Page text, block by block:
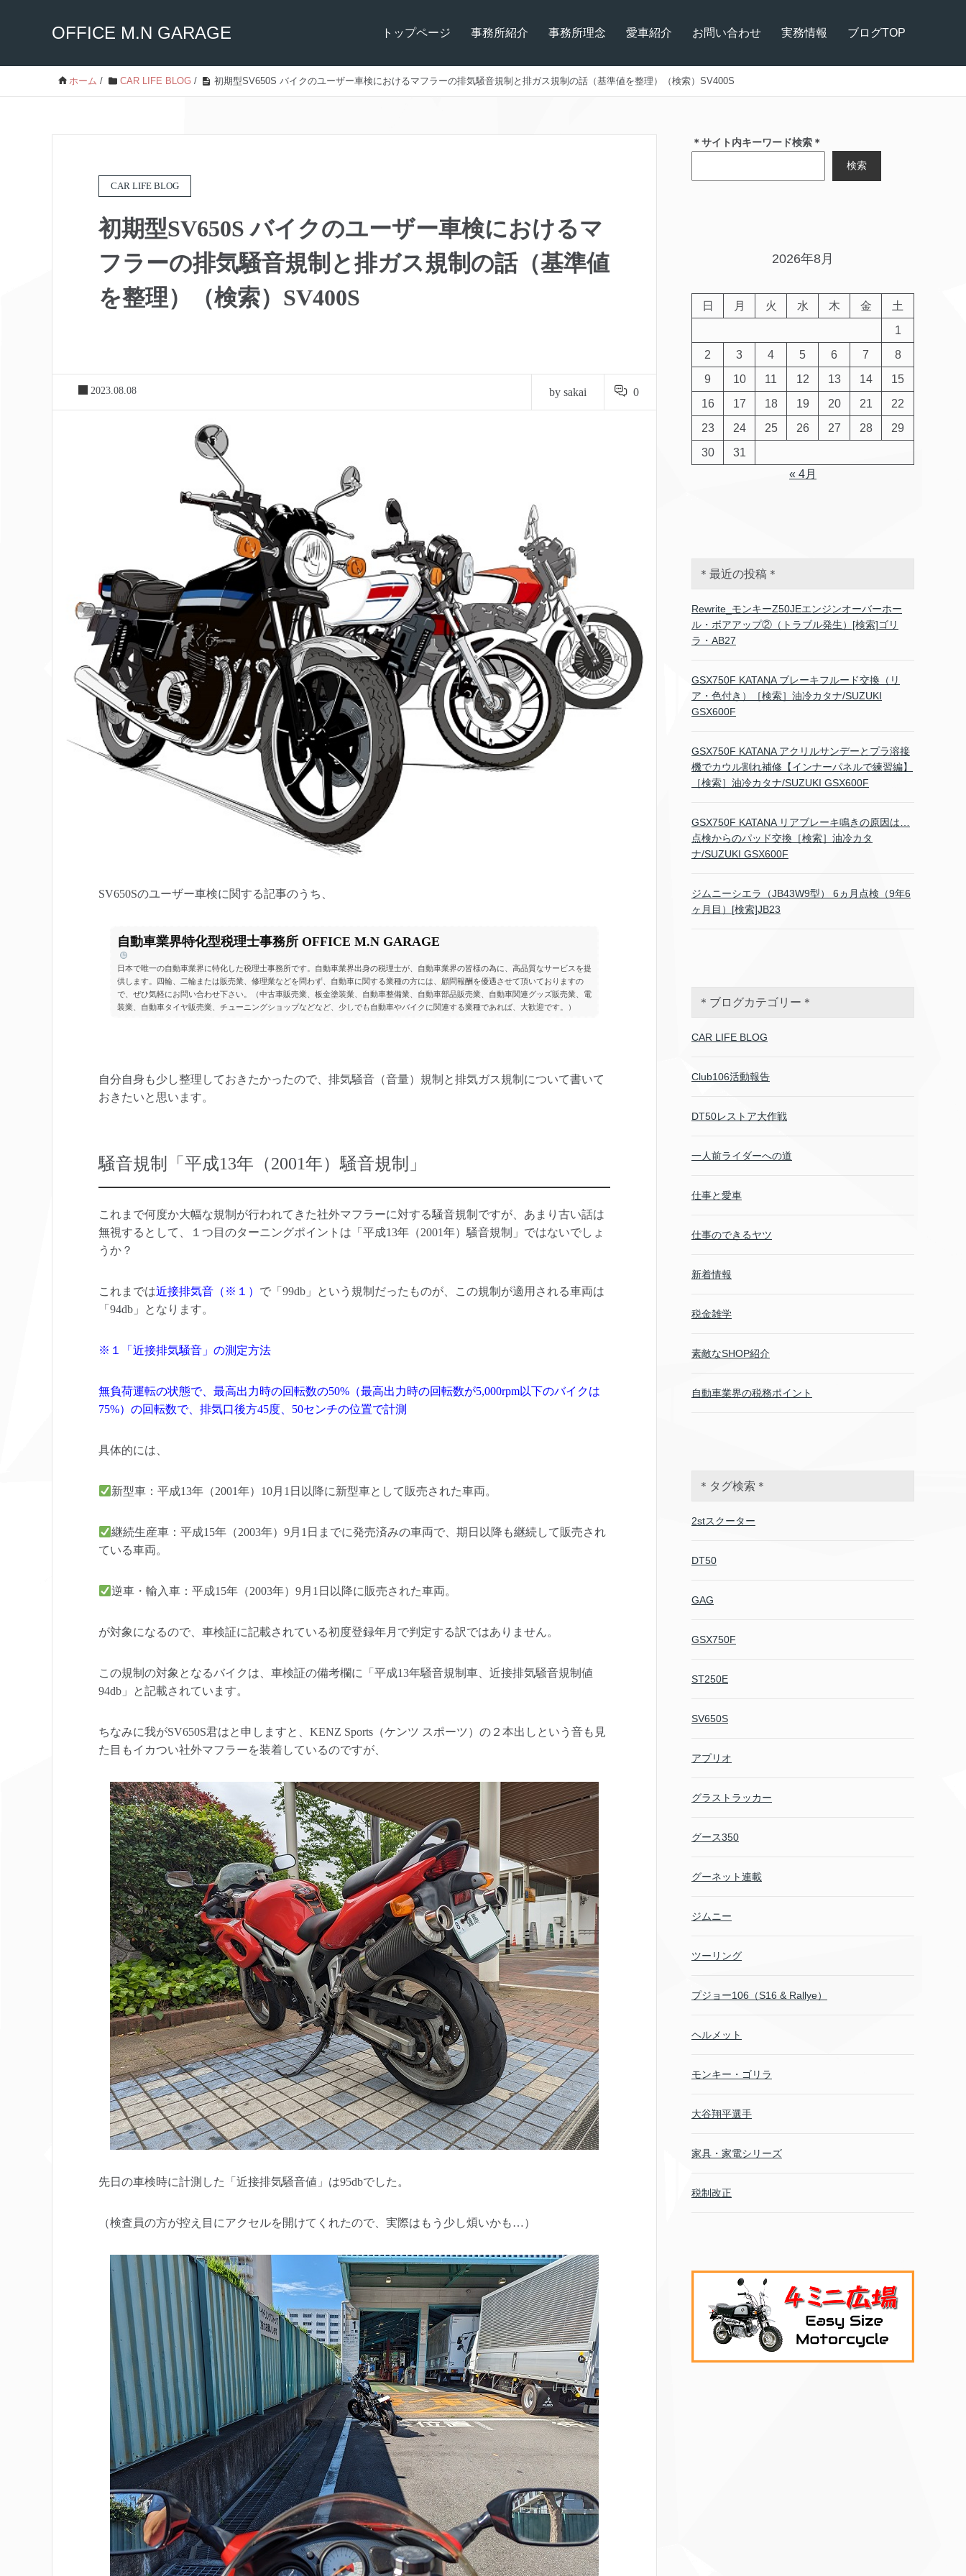
OFFICE M.N GARAGE トップページ 事務所紹介 事務所理念 愛車紹介 お問い合わせ 実務情報 ブログTOP
ホーム / CAR LIFE BLOG / 初期型SV650S バイクのユーザー車検におけるマフラーの排気騒音規制と排ガス規制の話（基準値を整理）（検索）SV400S
CAR LIFE BLOG
初期型SV650S バイクのユーザー車検におけるマ
フラーの排気騒音規制と排ガス規制の話（基準値
を整理）（検索）SV400S
2023.08.08 by sakai 0
SV650Sのユーザー車検に関する記事のうち、
自動車業界特化型税理士事務所 OFFICE M.N GARAGE
日本で唯一の自動車業界に特化した税理士事務所です。自動車業界出身の税理士が、自動車業界の皆様の為に、高品質なサービスを提
供します。四輪、二輪または販売業、修理業などを問わず、自動車に関する業種の方には、顧問報酬を優遇させて頂いておりますの
で、ぜひ気軽にお問い合わせ下さい。（中古車販売業、板金塗装業、自動車整備業、自動車部品販売業、自動車関連グッズ販売業、電
装業、自動車タイヤ販売業、チューニングショップなどなど、少しでも自動車やバイクに関連する業種であれば、大歓迎です。）
自分自身も少し整理しておきたかったので、排気騒音（音量）規制と排気ガス規制について書いて
おきたいと思います。
騒音規制「平成13年（2001年）騒音規制」
これまで何度か大幅な規制が行われてきた社外マフラーに対する騒音規制ですが、あまり古い話は
無視するとして、１つ目のターニングポイントは「平成13年（2001年）騒音規制」ではないでしょ
うか？
これまでは近接排気音（※１） で「99db」という規制だったものが、この規制が適用される車両は
「94db」となります。
※１「近接排気騒音」の測定方法
無負荷運転の状態で、最高出力時の回転数の50%（最高出力時の回転数が5,000rpm以下のバイクは
75%）の回転数で、排気口後方45度、50センチの位置で計測
具体的には、
新型車：平成13年（2001年）10月1日以降に新型車として販売された車両。
継続生産車：平成15年（2003年）9月1日までに発売済みの車両で、期日以降も継続して販売され
ている車両。
逆車・輸入車：平成15年（2003年）9月1日以降に販売された車両。
が対象になるので、車検証に記載されている初度登録年月で判定する訳ではありません。
この規制の対象となるバイクは、車検証の備考欄に「平成13年騒音規制車、近接排気騒音規制値
94db」と記載されています。
ちなみに我がSV650S君はと申しますと、KENZ Sports（ケンツ スポーツ）の２本出しという音も見
た目もイカつい社外マフラーを装着しているのですが、
先日の車検時に計測した「近接排気騒音値」は95dbでした。
（検査員の方が控え目にアクセルを開けてくれたので、実際はもう少し煩いかも…）
＊サイト内キーワード検索＊
検索
2026年8月
日 月 火 水 木 金
土
1
2
3 4 5 6 7
8
9
10 11 12 13 14
15
16
17 18 19 20 21
22
23
24 25 26 27 28
29
30
31
« 4月
＊最近の投稿＊
Rewrite_モンキーZ50JEエンジンオーバーホー
ル・ボアアップ②（トラブル発生）[検索]ゴリ
ラ・AB27
GSX750F KATANA ブレーキフルード交換（リ
ア・色付き）［検索］油冷カタナ/SUZUKI
GSX600F
GSX750F KATANA アクリルサンデーとプラ溶接
機でカウル割れ補修【インナーパネルで練習編】
［検索］油冷カタナ/SUZUKI GSX600F
GSX750F KATANA リアブレーキ鳴きの原因は…
点検からのパッド交換［検索］油冷カタ
ナ/SUZUKI GSX600F
ジムニーシエラ（JB43W9型） 6ヵ月点検（9年6
ヶ月目）[検索]JB23
＊ブログカテゴリー＊
CAR LIFE BLOG
Club106活動報告
DT50レストア大作戦
一人前ライダーへの道
仕事と愛車
仕事のできるヤツ
新着情報
税金雑学
素敵なSHOP紹介
自動車業界の税務ポイント
＊タグ検索＊
2stスクーター
DT50
GAG
GSX750F
ST250E
SV650S
アプリオ
グラストラッカー
グース350
グーネット連載
ジムニー
ツーリング
プジョー106（S16 & Rallye）
ヘルメット
モンキー・ゴリラ
大谷翔平選手
家具・家電シリーズ
税制改正